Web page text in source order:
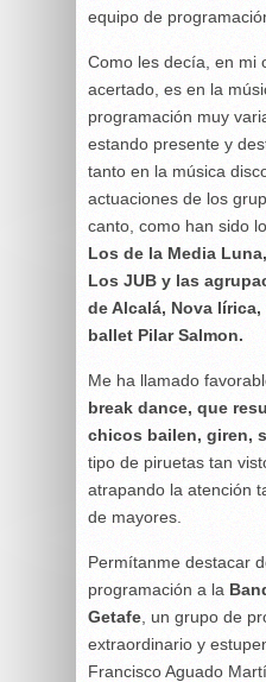
equipo de
Como les decía, en mi
acertado, es en la
programación muy
estando presente y
tanto en la música
actuaciones de los
canto, como han sido
Los de la Media
Los JUB y las
de Alcalá, Nova
ballet Pilar Salmon.
Me ha llamado
break dance, que
chicos bailen, giren,
tipo de piruetas tan
atrapando la atención
de mayores.
Permítanme destacar
programación a la
Getafe , un grupo de
extraordinario y
Francisco Aguado